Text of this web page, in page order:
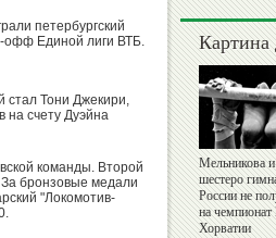
петербургский
офф Единой лиги ВТБ.
стал Тони Джекири,
на счету Дуэйна
команды. Второй
бронзовые медали
"Локомотив-
Картина
Мельникова
шестеро
России не
на
Хорватии